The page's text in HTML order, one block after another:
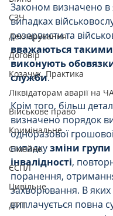
СЗЧ
Декларування
Договір
Козачук. Практика
Ліквідаторам аварії на
Військове право
Кримінальне
Сімейне
ЄСПЛ
Цивільне
ДТП
Законом визначено в
випадках
резервисти та
вважаються
виконують
служби.
Крім того, більш
визначено порядок
одноразової
випадку зміни групи
інвалідності,
поранення,
захворювання. В яких
виплачується повна